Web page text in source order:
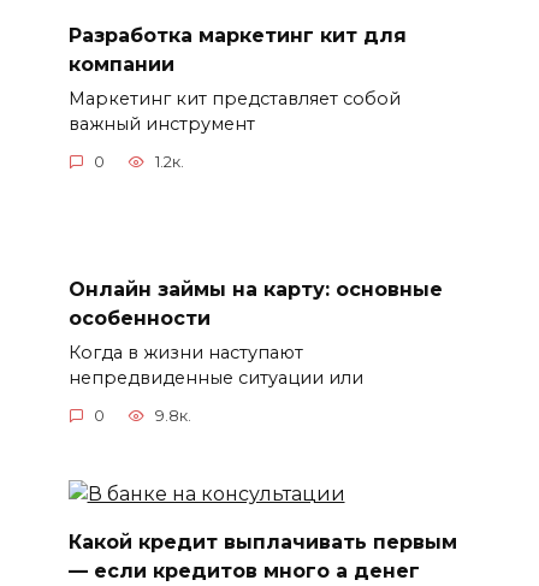
Разработка маркетинг кит для
компании
Маркетинг кит представляет собой
важный инструмент
0 1.2к.
Онлайн займы на карту: основные
особенности
Когда в жизни наступают
непредвиденные ситуации или
0 9.8к.
Какой кредит выплачивать первым
— если кредитов много а денег